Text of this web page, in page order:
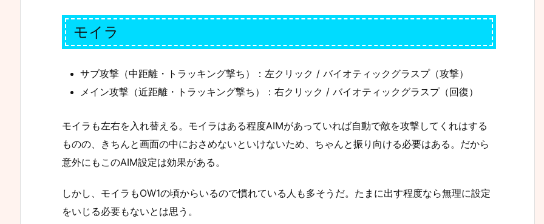
モイラ
サブ攻撃（中距離・ トラッキング撃ち）：左クリック / バイオティックグラスプ（攻撃）
メイン攻撃（近距離・トラッキング撃ち）：右クリック / バイオティックグラスプ（回復）
モイラも左右を入れ替える。モイラはある程度AIMがあっていれば自動で敵を攻撃してくれはする
ものの、きちんと画面の中におさめないといけないため、ちゃんと振り向ける必要はある。だから
意外にもこのAIM設定は効果がある。
しかし、モイラもOW1の頃からいるので慣れている人も多そうだ。たまに出す程度なら無理に設定
をいじる必要もないとは思う。